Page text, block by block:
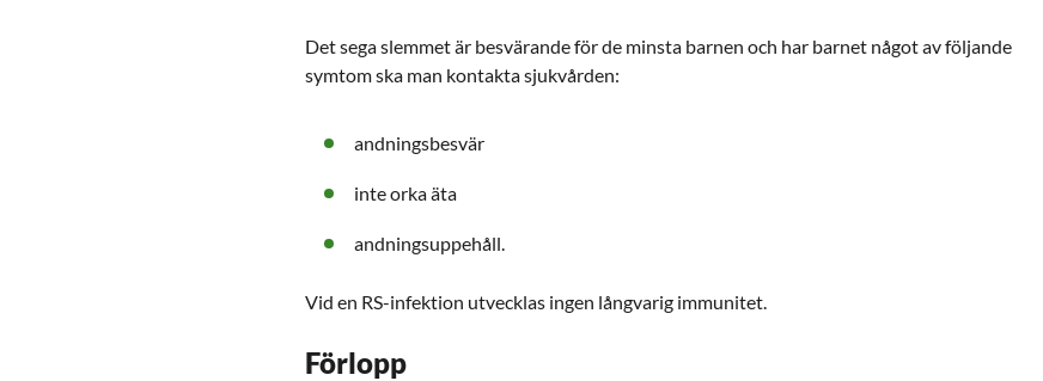
Det sega slemmet är besvärande för de minsta barnen och har barnet något av följande
symtom ska man kontakta sjukvården:
andningsbesvär
inte orka äta
andningsuppehåll.
Vid en RS-infektion utvecklas ingen långvarig immunitet.
Förlopp